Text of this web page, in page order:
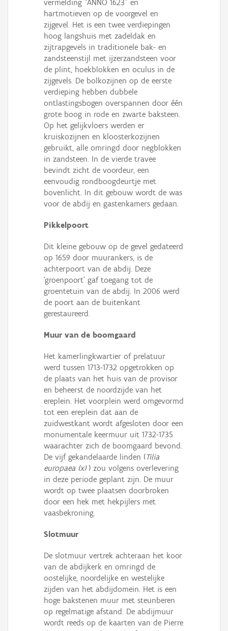
vermelding “ANNO 1623” en
hartmotieven op de voorgevel en
zijgevel. Het is een twee verdiepingen
hoog langshuis met zadeldak en
zijtrapgevels in traditionele bak- en
zandsteenstijl met ijzerzandsteen voor
de plint, hoekblokken en oculus in de
zijgevels. De bolkozijnen op de eerste
verdieping hebben dubbele
ontlastingsbogen overspannen door één
grote boog in rode en zwarte baksteen.
Op het gelijkvloers werden er
kruiskozijnen en kloosterkozijnen
gebruikt, alle omringd door negblokken
in zandsteen. In de vierde travee
bevindt zicht de voordeur, een
eenvoudig rondboogdeurtje met
bovenlicht. In dit gebouw wordt de was
voor de abdij en gastenkamers gedaan.
Pikkelpoort
Dit kleine gebouw op de gevel gedateerd
op 1659 door muurankers, is de
achterpoort van de abdij. Deze
‘groenpoort’ gaf toegang tot de
groentetuin van de abdij. In 2006 werd
de poort aan de buitenkant
gerestaureerd.
Muur van de boomgaard
Het kamerlingkwartier of prelatuur
werd tussen 1713-1732 opgetrokken op
de plaats van het huis van de provisor
en beheerst de noordzijde van het
ereplein. Het voorplein werd omgevormd
tot een ereplein dat aan de
zuidwestkant wordt afgesloten door een
monumentale keermuur uit 1732-1735
waarachter zich de boomgaard bevond.
De vijf gekandelaarde linden (Tilia
europaea (x)) zou volgens overlevering
in deze periode geplant zijn. De muur
wordt op twee plaatsen doorbroken
door een hek met hekpijlers met
vaasbekroning.
Slotmuur
De slotmuur vertrek achteraan het koor
van de abdijkerk en omringd de
oostelijke, noordelijke en westelijke
zijden van het abdijdomein. Het is een
hoge bakstenen muur met steunberen
op regelmatige afstand. De abdijmuur
wordt reeds op de kaarten van de Pierre